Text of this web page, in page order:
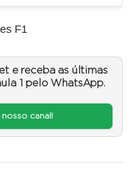
F1
e receba as últimas
1 pelo WhatsApp.
canal!